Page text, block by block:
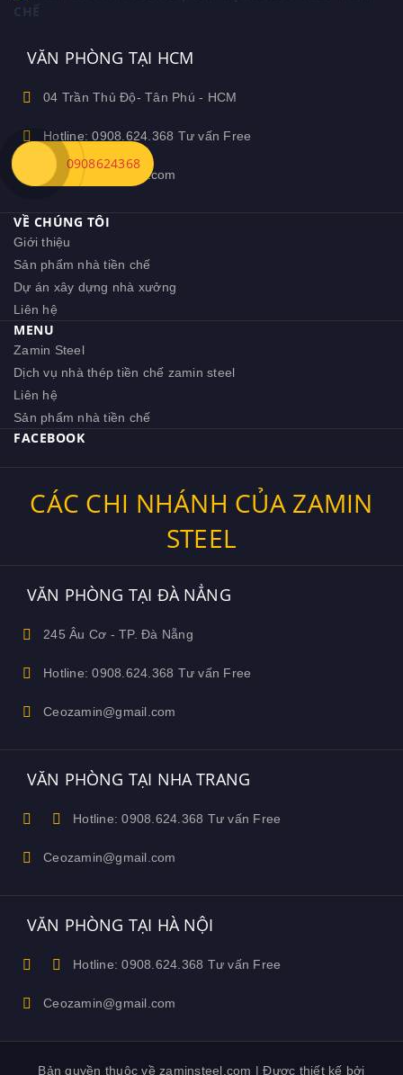
VĂN PHÒNG TẠI HCM
04 Trần Thủ Độ- Tân Phú - HCM
Hotline: 0908.624.368 Tư vấn Free
Ceozamin@gmail.com
VỀ CHÚNG TÔI
Giới thiệu
Sản phẩm nhà tiền chế
Dự án xây dựng nhà xưởng
Liên hệ
MENU
Zamin Steel
Dịch vụ nhà thép tiền chế zamin steel
Liên hệ
Sản phẩm nhà tiền chế
FACEBOOK
CÁC CHI NHÁNH CỦA ZAMIN
STEEL
VĂN PHÒNG TẠI ĐÀ NẲNG
245 Âu Cơ - TP. Đà Nẵng
Hotline: 0908.624.368 Tư vấn Free
Ceozamin@gmail.com
VĂN PHÒNG TẠI NHA TRANG
Hotline: 0908.624.368 Tư vấn Free
Ceozamin@gmail.com
VĂN PHÒNG TẠI HÀ NỘI
Hotline: 0908.624.368 Tư vấn Free
Ceozamin@gmail.com
Bản quyền thuộc về zaminsteel.com | Được thiết kế bởi
0908624368